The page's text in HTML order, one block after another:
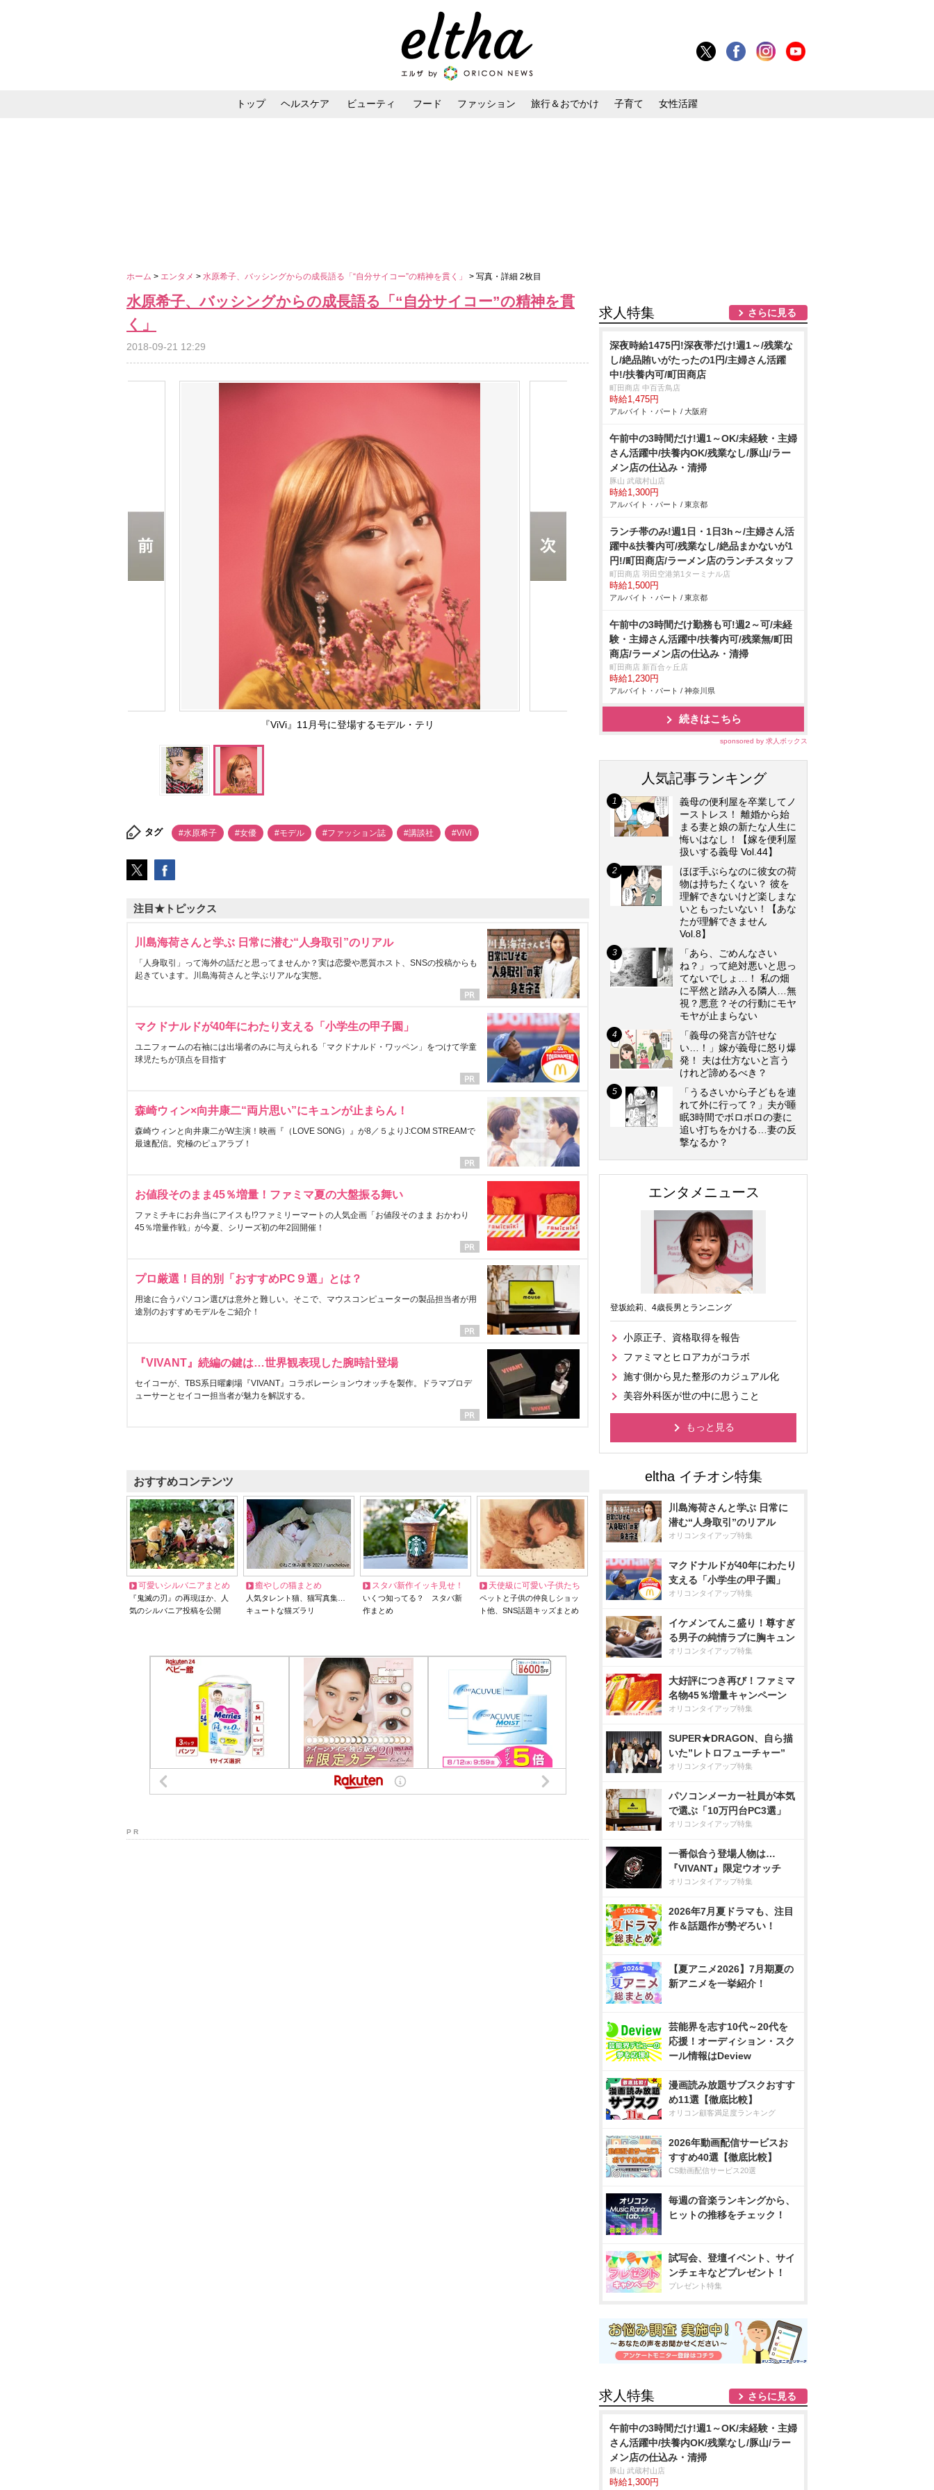
トップ ヘルスケア ビューティ フード ファッション 旅行＆おでかけ 子育て 女性活躍
ホーム > エンタメ > 水原希子、バッシングからの成長語る「“自分サイコー”の精神を貫く」 > 写真・詳細 2枚目
水原希子、バッシングからの成長語る「“自分サイコー”の精神を貫
く」
2018-09-21 12:29
『ViVi』11月号に登場するモデル・テリ
タグ #水原希子 #女優 #モデル #ファッション誌 #講談社 #ViVi
注目★トピックス
川島海荷さんと学ぶ 日常に潜む“人身取引”のリアル
「人身取引」って海外の話だと思ってませんか？実は恋愛や悪質ホスト、SNSの投稿からも
起きています。川島海荷さんと学ぶリアルな実態。
マクドナルドが40年にわたり支える「小学生の甲子園」
ユニフォームの右袖には出場者のみに与えられる「マクドナルド・ワッペン」をつけて学童
球児たちが頂点を目指す
森崎ウィン×向井康二“両片思い”にキュンが止まらん！
森崎ウィンと向井康二がW主演！映画『（LOVE SONG）』が8／５よりJ:COM STREAMで
最速配信。究極のピュアラブ！
お値段そのまま45％増量！ファミマ夏の大盤振る舞い
ファミチキにお弁当にアイスも!?ファミリーマートの人気企画「お値段そのまま おかわり
45％増量作戦」が今夏、シリーズ初の年2回開催！
プロ厳選！目的別「おすすめPC９選」とは？
用途に合うパソコン選びは意外と難しい。そこで、マウスコンピューターの製品担当者が用
途別のおすすめモデルをご紹介！
『VIVANT』続編の鍵は…世界観表現した腕時計登場
セイコーが、TBS系日曜劇場『VIVANT』コラボレーションウオッチを製作。ドラマプロデ
ューサーとセイコー担当者が魅力を解説する。
おすすめコンテンツ
可愛いシルバニアまとめ
『鬼滅の刃』の再現ほか、人
気のシルバニア投稿を公開
癒やしの猫まとめ
人気タレント猫、猫写真集…
キュートな猫ズラリ
スタバ新作イッキ見せ！
いくつ知ってる？ スタバ新
作まとめ
天使級に可愛い子供たち
ペットと子供の仲良しショッ
ト他、SNS話題キッズまとめ
P R
求人特集 さらに見る
深夜時給1475円!深夜帯だけ!週1～/残業な
し/絶品賄いがたったの1円/主婦さん活躍
中!/扶養内可/町田商店
町田商店 中百舌鳥店
時給1,475円
アルバイト・パート / 大阪府
午前中の3時間だけ!週1～OK/未経験・主婦
さん活躍中/扶養内OK/残業なし/豚山/ラー
メン店の仕込み・清掃
豚山 武蔵村山店
時給1,300円
アルバイト・パート / 東京都
ランチ帯のみ!週1日・1日3h～/主婦さん活
躍中&扶養内可/残業なし/絶品まかないが1
円!/町田商店/ラーメン店のランチスタッフ
町田商店 羽田空港第1ターミナル店
時給1,500円
アルバイト・パート / 東京都
午前中の3時間だけ勤務も可!週2～可/未経
験・主婦さん活躍中/扶養内可/残業無/町田
商店/ラーメン店の仕込み・清掃
町田商店 新百合ヶ丘店
時給1,230円
アルバイト・パート / 神奈川県
続きはこちら
sponsored by 求人ボックス
人気記事ランキング
義母の便利屋を卒業してノ
ーストレス！ 離婚から始
まる妻と娘の新たな人生に
悔いはなし！【嫁を便利屋
扱いする義母 Vol.44】
ほぼ手ぶらなのに彼女の荷
物は持ちたくない？ 彼を
理解できないけど楽しまな
いともったいない！【あな
たが理解できません
Vol.8】
「あら、ごめんなさい
ね？」って絶対悪いと思っ
てないでしょ…！ 私の畑
に平然と踏み入る隣人…無
視？悪意？その行動にモヤ
モヤが止まらない
「義母の発言が許せな
い…！」嫁が義母に怒り爆
発！ 夫は仕方ないと言う
けれど諦めるべき？
「うるさいから子どもを連
れて外に行って？」夫が睡
眠3時間でボロボロの妻に
追い打ちをかける…妻の反
撃なるか？
エンタメニュース
登坂絵莉、4歳長男とランニング
小原正子、資格取得を報告
ファミマとヒロアカがコラボ
施す側から見た整形のカジュアル化
美容外科医が世の中に思うこと
もっと見る
川島海荷さんと学ぶ 日常に
潜む“人身取引”のリアル
オリコンタイアップ特集
マクドナルドが40年にわたり
支える「小学生の甲子園」
オリコンタイアップ特集
イケメンてんこ盛り！尊すぎ
る男子の純情ラブに胸キュン
オリコンタイアップ特集
大好評につき再び！ファミマ
名物45％増量キャンペーン
オリコンタイアップ特集
SUPER★DRAGON、自ら描
いた”レトロフューチャー”
オリコンタイアップ特集
パソコンメーカー社員が本気
で選ぶ「10万円台PC3選」
オリコンタイアップ特集
一番似合う登場人物は…
『VIVANT』限定ウオッチ
オリコンタイアップ特集
2026年7月夏ドラマも、注目
作＆話題作が勢ぞろい！
【夏アニメ2026】7月期夏の
新アニメを一挙紹介！
芸能界を志す10代～20代を
応援！オーディション・スク
ール情報はDeview
漫画読み放題サブスクおすす
め11選【徹底比較】
オリコン顧客満足度ランキング
2026年動画配信サービスお
すすめ40選【徹底比較】
CS動画配信サービス20選
毎週の音楽ランキングから、
ヒットの推移をチェック！
試写会、登壇イベント、サイ
ンチェキなどプレゼント！
プレゼント特集
求人特集 さらに見る
午前中の3時間だけ!週1～OK/未経験・主婦
さん活躍中/扶養内OK/残業なし/豚山/ラー
メン店の仕込み・清掃
豚山 武蔵村山店
時給1,300円